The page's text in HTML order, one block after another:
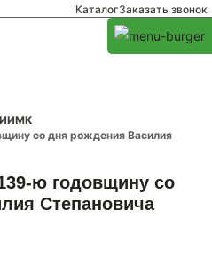
КаталогЗаказать звонок
со дня рождения Василия
ю годовщину со
Степановича